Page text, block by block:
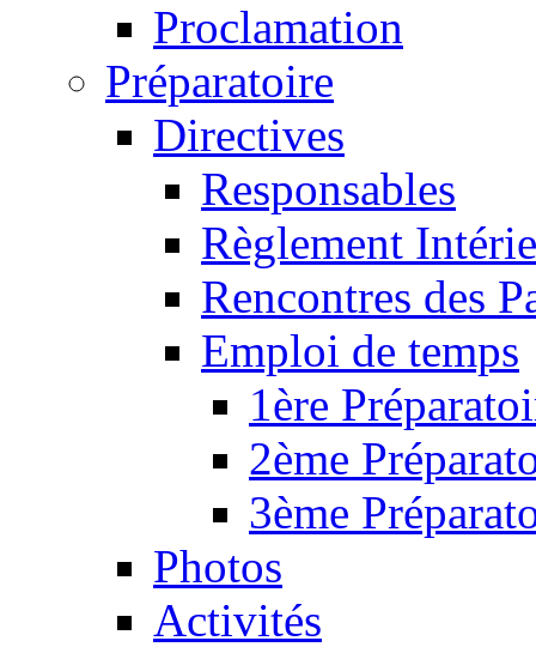
Proclamation
Préparatoire
Directives
Responsables
Règlement
Rencontres des
Emploi de temps
1ère
2ème
3ème
Photos
Activités